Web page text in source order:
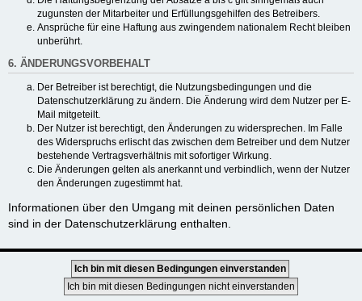
zugunsten der Mitarbeiter und Erfüllungsgehilfen des Betreibers.
Ansprüche für eine Haftung aus zwingendem nationalem Recht bleiben
unberührt.
6. ÄNDERUNGSVORBEHALT
Der Betreiber ist berechtigt, die Nutzungsbedingungen und die
Datenschutzerklärung zu ändern. Die Änderung wird dem Nutzer per E-
Mail mitgeteilt.
Der Nutzer ist berechtigt, den Änderungen zu widersprechen. Im Falle
des Widerspruchs erlischt das zwischen dem Betreiber und dem Nutzer
bestehende Vertragsverhältnis mit sofortiger Wirkung.
Die Änderungen gelten als anerkannt und verbindlich, wenn der Nutzer
den Änderungen zugestimmt hat.
Informationen über den Umgang mit deinen persönlichen Daten
sind in der Datenschutzerklärung enthalten.